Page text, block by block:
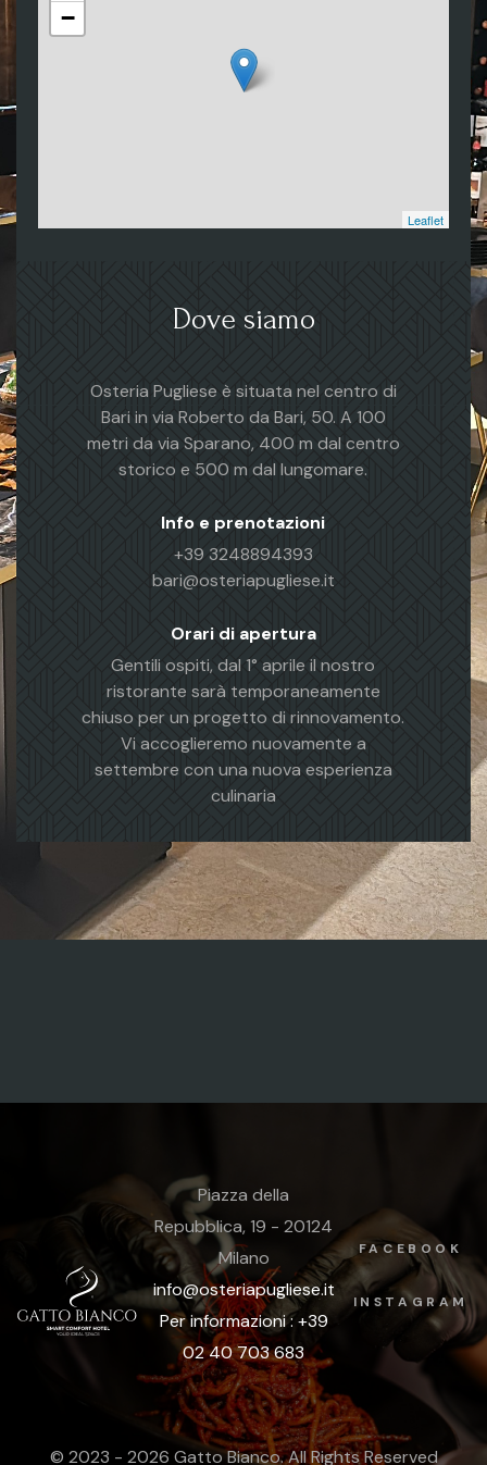
−
Leaflet
Dove siamo
Osteria Pugliese è situata nel centro di
Bari in via Roberto da Bari, 50. A 100
metri da via Sparano, 400 m dal centro
storico e 500 m dal lungomare.
Info e prenotazioni
+39 3248894393
bari@osteriapugliese.it
Orari di apertura
Gentili ospiti, dal 1° aprile il nostro
ristorante sarà temporaneamente
chiuso per un progetto di rinnovamento.
Vi accoglieremo nuovamente a
settembre con una nuova esperienza
culinaria
Piazza della
Repubblica, 19 - 20124
Milano
info@osteriapugliese.it
Per informazioni : +39
02 40 703 683
FACEBOOK
INSTAGRAM
© 2023 - 2026 Gatto Bianco. All Rights Reserved